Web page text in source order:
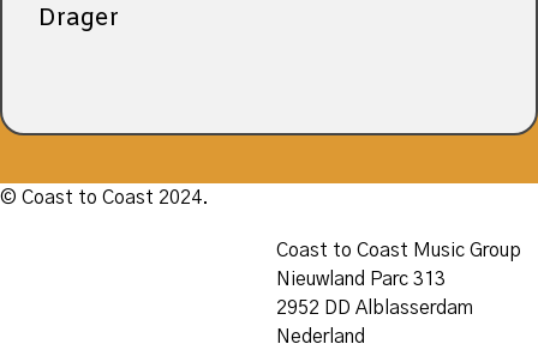
Drager
© Coast to Coast 2024.
Coast to Coast Music Group
Nieuwland Parc 313
2952 DD Alblasserdam
Nederland